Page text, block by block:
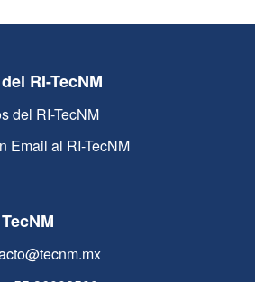
RI-TecNM
del RI-TecNM
Email al RI-TecNM